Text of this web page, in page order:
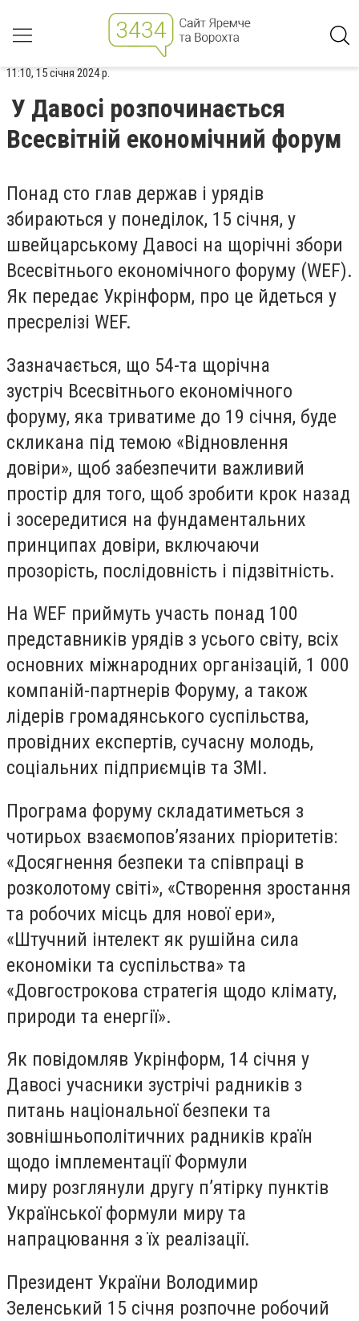
11:10, 15 січня 2024 р.
У Давосі розпочинається
Всесвітній економічний форум
Понад сто глав держав і урядів
збираються у понеділок, 15 січня, у
швейцарському Давосі на щорічні збори
Всесвітнього економічного форуму (WEF).
Як передає Укрінформ, про це йдеться у
пресрелізі WEF.
Зазначається, що 54-та щорічна
зустріч Всесвітнього економічного
форуму, яка триватиме до 19 січня, буде
скликана під темою «Відновлення
довіри», щоб забезпечити важливий
простір для того, щоб зробити крок назад
і зосередитися на фундаментальних
принципах довіри, включаючи
прозорість, послідовність і підзвітність.
На WEF приймуть участь понад 100
представників урядів з усього світу, всіх
основних міжнародних організацій, 1 000
компаній-партнерів Форуму, а також
лідерів громадянського суспільства,
провідних експертів, сучасну молодь,
соціальних підприємців та ЗМІ.
Програма форуму складатиметься з
чотирьох взаємопов’язаних пріоритетів:
«Досягнення безпеки та співпраці в
розколотому світі», «Створення зростання
та робочих місць для нової ери»,
«Штучний інтелект як рушійна сила
економіки та суспільства» та
«Довгострокова стратегія щодо клімату,
природи та енергії».
Як повідомляв Укрінформ, 14 січня у
Давосі учасники зустрічі радників з
питань національної безпеки та
зовнішньополітичних радників країн
щодо імплементації Формули
миру розглянули другу п’ятірку пунктів
Української формули миру та
напрацювання з їх реалізації.
Президент України Володимир
Зеленський 15 січня розпочне робочий